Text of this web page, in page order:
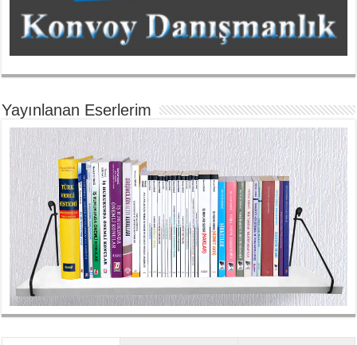
Yayınlanan Eserlerim